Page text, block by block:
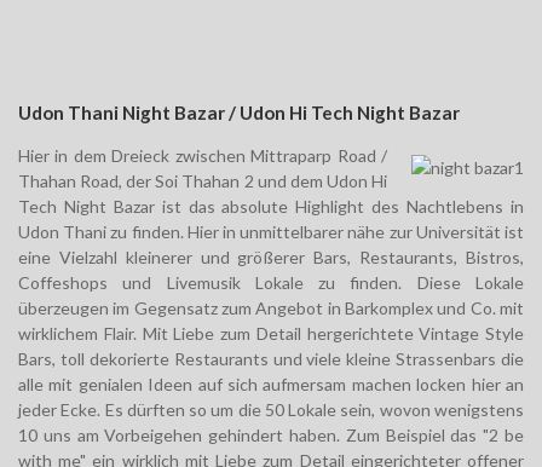
Udon Thani Night Bazar / Udon Hi Tech Night Bazar
Hier in dem Dreieck zwischen Mittraparp Road /
Thahan Road, der Soi Thahan 2 und dem Udon Hi
Tech Night Bazar ist das absolute Highlight des Nachtlebens in
Udon Thani zu finden. Hier in unmittelbarer nähe zur Universität ist
eine Vielzahl kleinerer und größerer Bars, Restaurants, Bistros,
Coffeshops und Livemusik Lokale zu finden. Diese Lokale
überzeugen im Gegensatz zum Angebot in Barkomplex und Co. mit
wirklichem Flair. Mit Liebe zum Detail hergerichtete Vintage Style
Bars, toll dekorierte Restaurants und viele kleine Strassenbars die
alle mit genialen Ideen auf sich aufmersam machen locken hier an
jeder Ecke. Es dürften so um die 50 Lokale sein, wovon wenigstens
10 uns am Vorbeigehen gehindert haben. Zum Beispiel das "2 be
with me" ein wirklich mit Liebe zum Detail eingerichteter offener